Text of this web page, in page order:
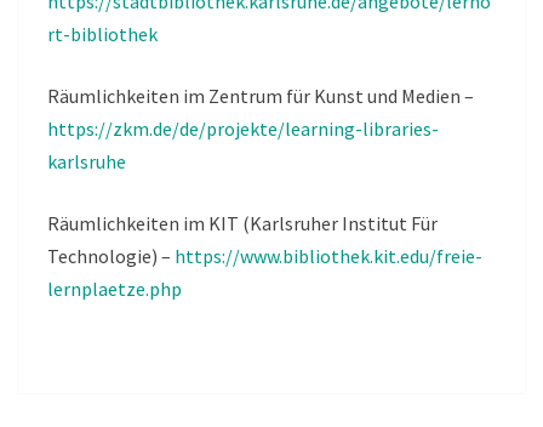
rt-bibliothek
Räumlichkeiten im Zentrum für Kunst und Medien –
https://zkm.de/de/projekte/learning-libraries-
karlsruhe
Räumlichkeiten im KIT (Karlsruher Institut Für
Technologie) – https://www.bibliothek.kit.edu/freie-
lernplaetze.php